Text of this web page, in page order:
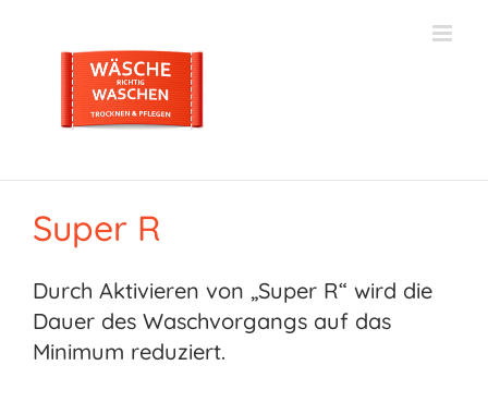
springen
Super R
Durch Aktivieren von „Super R“ wird die
Dauer des Waschvorgangs auf das
Minimum reduziert.